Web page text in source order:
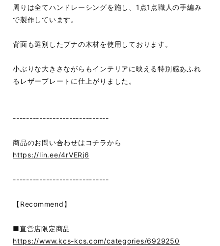
周りは全てハンドレーシングを施し、1点1点職人の手編み
で製作しています。
背面も選別したブナの木材を使用しております。
小ぶりな大きさながらもインテリアに映える特別感あふれ
るレザープレートに仕上がりました。
-----------------------------
商品のお問い合わせはコチラから
https://lin.ee/4rVERj6
-----------------------------
【Recommend】
■直営店限定商品
https://www.kcs-kcs.com/categories/6929250